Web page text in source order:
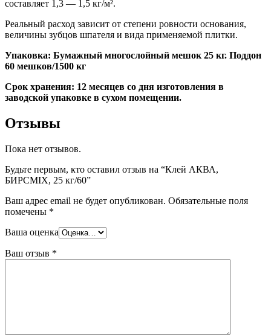
составляет 1,3 — 1,5 кг/м².
Реальный расход зависит от степени ровности основания,
величины зубцов шпателя и вида применяемой плитки.
Упаковка: Бумажный многослойный мешок 25 кг. Поддон
60 мешков/1500 кг
Срок хранения: 12 месяцев со дня изготовления в
заводской упаковке в сухом помещении.
Отзывы
Пока нет отзывов.
Будьте первым, кто оставил отзыв на “Клей АКВА,
БИРСMIX, 25 кг/60”
Ваш адрес email не будет опубликован. Обязательные поля
помечены *
Ваша оценка
Ваш отзыв *